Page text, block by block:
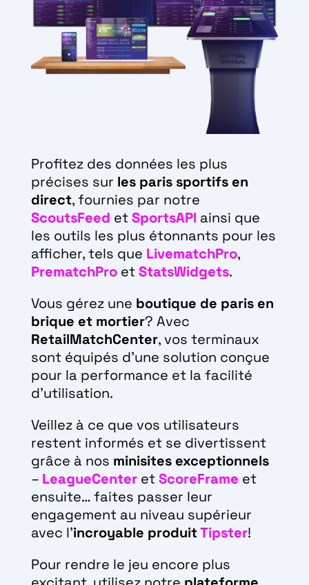
Profitez des données les plus
précises sur les paris sportifs en
direct, fournies par notre
ScoutsFeed etSportsAPI ainsi que
les outils les plus étonnants pour les
afficher, tels que LivematchPro,
PrematchPro etStatsWidgets.
Vous gérez une boutique de paris en
brique et mortier? Avec
RetailMatchCenter, vos terminaux
sont équipés d’une solution conçue
pour la performance et la facilité
d’utilisation.
Veillez à ce que vos utilisateurs
restent informés et se divertissent
grâce à nos minisites exceptionnels
– LeagueCenteretScoreFrame et
ensuite… faites passer leur
engagement au niveau supérieur
avec l’incroyable produitTipster!
Pour rendre le jeu encore plus